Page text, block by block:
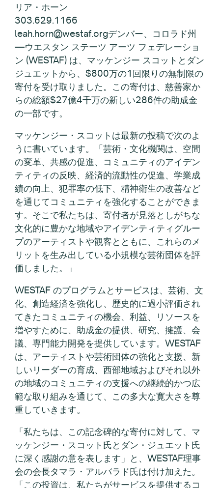
リア・ホーン
303.629.1166
leah.horn@westaf.orgデンバー、コロラド州
—ウエスタン ステーツ アーツ フェデレーショ
ン (WESTAF) は、マッケンジー スコットとダン
ジュエットから、$800万の1回限りの無制限の
寄付を受け取りました。この寄付は、慈善家か
らの総額$27億4千万の新しい286件の助成金
の一部です。
マッケンジー・スコットは最新の投稿で次のよ
うに書いています。「芸術・文化機関は、空間
の変革、共感の促進、コミュニティのアイデン
ティティの反映、経済的流動性の促進、学業成
績の向上、犯罪率の低下、精神衛生の改善など
を通じてコミュニティを強化することができま
す。そこで私たちは、寄付者が見落としがちな
文化的に豊かな地域やアイデンティティグルー
プのアーティストや観客とともに、これらのメ
リットを生み出している小規模な芸術団体を評
価しました。」
WESTAF のプログラムとサービスは、芸術、文
化、創造経済を強化し、歴史的に過小評価され
てきたコミュニティの機会、利益、リソースを
増やすために、助成金の提供、研究、擁護、会
議、専門能力開発を提供しています。WESTAF
は、アーティストや芸術団体の強化と支援、新
しいリーダーの育成、西部地域およびそれ以外
の地域のコミュニティの支援への継続的かつ広
範な取り組みを通じて、この多大な寛大さを尊
重していきます。
「私たちは、この記念碑的な寄付に対して、マ
ッケンジー・スコット氏とダン・ジュエット氏
に深く感謝の意を表します」と、WESTAF理事
会の会長タマラ・アルバラド氏は付け加えた。
「この投資は、私たちがサービスを提供するコ